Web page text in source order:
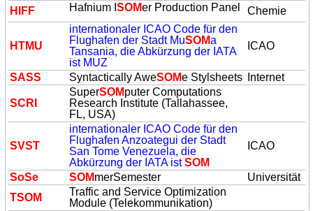
HIFF Hafnium ISOMer Production Panel Chemie
HTMU
internationaler ICAO Code für den
Flughafen der Stadt MuSOMa
Tansania, die Abkürzung der IATA
ist MUZ
ICAO
SASS Syntactically AweSOMe Stylsheets Internet
SCRI
SuperSOMputer Computations
Research Institute (Tallahassee,
FL, USA)
SVST
internationaler ICAO Code für den
Flughafen Anzoategui der Stadt
San Tome Venezuela, die
Abkürzung der IATA istSOM
ICAO
SoSe SOMmerSemester
Universität
TSOM
Traffic and Service Optimization
Module (Telekommunikation)